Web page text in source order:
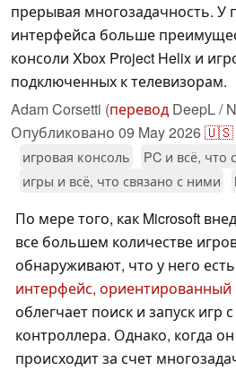
прерывая многозадачность. У
интерфейса больше
консоли Xbox Project Helix и
подключенных к телевизорам.
Adam Corsetti (перевод DeepL /
Опубликовано 09 May 2026🇺🇸
игровая консоль
PC и всё, что
игры и всё, что связано с ними
По мере того, как Microsoft
все большем количестве
обнаруживают, что у него
интерфейс, ориентированный
облегчает поиск и запуск
контроллера. Однако, когда
происходит за счет